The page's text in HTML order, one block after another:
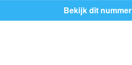
Bekijk dit nummer